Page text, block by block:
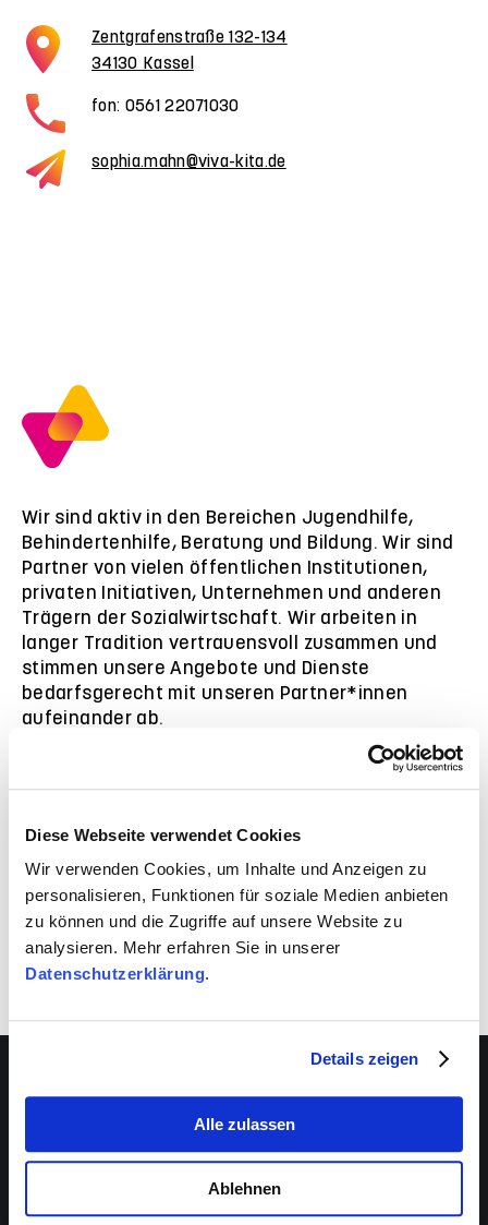
Diese Webseite verwendet Cookies
Wir verwenden Cookies, um Inhalte und Anzeigen zu
personalisieren, Funktionen für soziale Medien anbieten
zu können und die Zugriffe auf unsere Website zu
analysieren. Mehr erfahren Sie in unserer
Datenschutzerklärung.
Details zeigen
Alle zulassen
Ablehnen
Zentgrafenstraße 132-134
34130 Kassel
fon: 0561 22071030
sophia.mahn@viva-kita.de
Wir sind aktiv in den Bereichen Jugendhilfe,
Behindertenhilfe, Beratung und Bildung. Wir sind
Partner von vielen öffentlichen Institutionen,
privaten Initiativen, Unternehmen und anderen
Trägern der Sozialwirtschaft. Wir arbeiten in
langer Tradition vertrauensvoll zusammen und
stimmen unsere Angebote und Dienste
bedarfsgerecht mit unseren Partner*innen
aufeinander ab.
VIVA schafft auch für dich Entwicklungsräume.
Über VIVA
Die Stiftung